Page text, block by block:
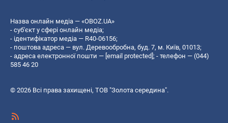
Назва онлайн медіа — «OBOZ.UA»
- суб'єкт у сфері онлайн медіа;
- ідентифікатор медіа — R40-06156;
- поштова адреса — вул. Деревообробна, буд. 7, м. Київ, 01013;
- адреса електронної пошти — [email protected]; - телефон — (044)
585 46 20
© 2026 Всі права захищені, ТОВ "Золота середина".